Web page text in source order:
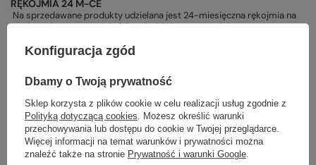
RĘKOJMIA 24 M-CE
Na sprzedawane produkty udzielana jest 24-miesięczna rękojmia na
podstawie ustawy z dnia 30 maja 2014r. o prawach konsumenta.
PODMIOT ODPOWIEDZIALNY ZA TEN PRODUKT NA TERENIE UE
Nikwax Europe Sp. z o.o.
Potrzebujesz pomocy? Masz pytania?
Zadaj pytanie a my odpowiemy niezwłocznie, najciekawsze pytania i
odpowiedzi publikując dla innych.
Konfiguracja zgód
Dbamy o Twoją prywatność
Sklep korzysta z plików cookie w celu realizacji usług zgodnie z
Polityką dotyczącą cookies. Możesz określić warunki
przechowywania lub dostępu do cookie w Twojej przeglądarce.
Więcej informacji na temat warunków i prywatności można
znaleźć także na stronie Prywatność i warunki Google.